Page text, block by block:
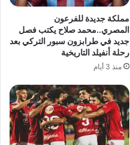
مملكة جديدة للفرعون
المصري..محمد صلاح يكتب فصل
جديد في طرابزون سبور التركي بعد
رحلة أنفيلد التاريخية
منذ 3 أيام